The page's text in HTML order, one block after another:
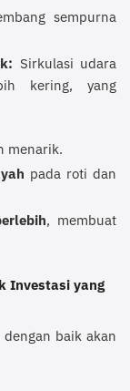
sempurna
Sirkulasi udara
kering, yang
menarik.
pada roti dan
, membuat
Investasi yang
baik akan